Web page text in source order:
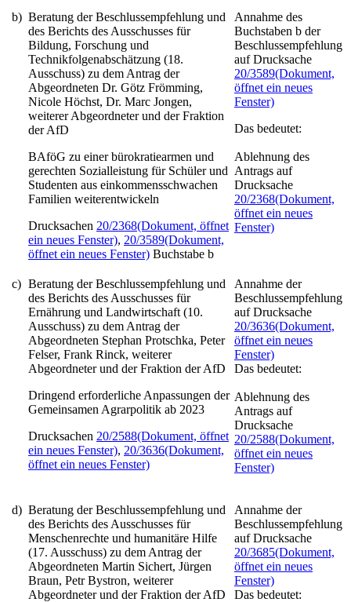
b) Beratung der Beschlussempfehlung und
des Berichts des Ausschusses für
Bildung, Forschung und
Technikfolgenabschätzung (18.
Ausschuss) zu dem Antrag der
Abgeordneten Dr. Götz Frömming,
Nicole Höchst, Dr. Marc Jongen,
weiterer Abgeordneter und der Fraktion
der AfD
BAföG zu einer bürokratiearmen und
gerechten Sozialleistung für Schüler und
Studenten aus einkommensschwachen
Familien weiterentwickeln
Drucksachen 20/2368(Dokument, öffnet
ein neues Fenster), 20/3589(Dokument,
öffnet ein neues Fenster) Buchstabe b
Annahme des
Buchstaben b der
Beschlussempfehlung
auf Drucksache
20/3589(Dokument,
öffnet ein neues
Fenster)
Das bedeutet:
Ablehnung des
Antrags auf
Drucksache
20/2368(Dokument,
öffnet ein neues
Fenster)
c) Beratung der Beschlussempfehlung und
des Berichts des Ausschusses für
Ernährung und Landwirtschaft (10.
Ausschuss) zu dem Antrag der
Abgeordneten Stephan Protschka, Peter
Felser, Frank Rinck, weiterer
Abgeordneter und der Fraktion der AfD
Dringend erforderliche Anpassungen der
Gemeinsamen Agrarpolitik ab 2023
Drucksachen 20/2588(Dokument, öffnet
ein neues Fenster), 20/3636(Dokument,
öffnet ein neues Fenster)
Annahme der
Beschlussempfehlung
auf Drucksache
20/3636(Dokument,
öffnet ein neues
Fenster)
Das bedeutet:
Ablehnung des
Antrags auf
Drucksache
20/2588(Dokument,
öffnet ein neues
Fenster)
d) Beratung der Beschlussempfehlung und
des Berichts des Ausschusses für
Menschenrechte und humanitäre Hilfe
(17. Ausschuss) zu dem Antrag der
Abgeordneten Martin Sichert, Jürgen
Braun, Petr Bystron, weiterer
Abgeordneter und der Fraktion der AfD
Annahme der
Beschlussempfehlung
auf Drucksache
20/3685(Dokument,
öffnet ein neues
Fenster)
Das bedeutet: